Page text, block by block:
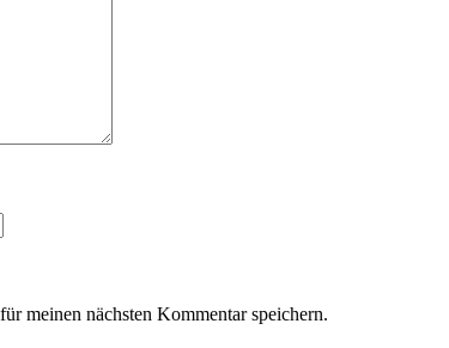
meinen nächsten Kommentar speichern.